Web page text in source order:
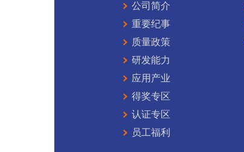
公司简介
重要纪事
质量政策
研发能力
应用产业
得奖专区
认证专区
员工福利